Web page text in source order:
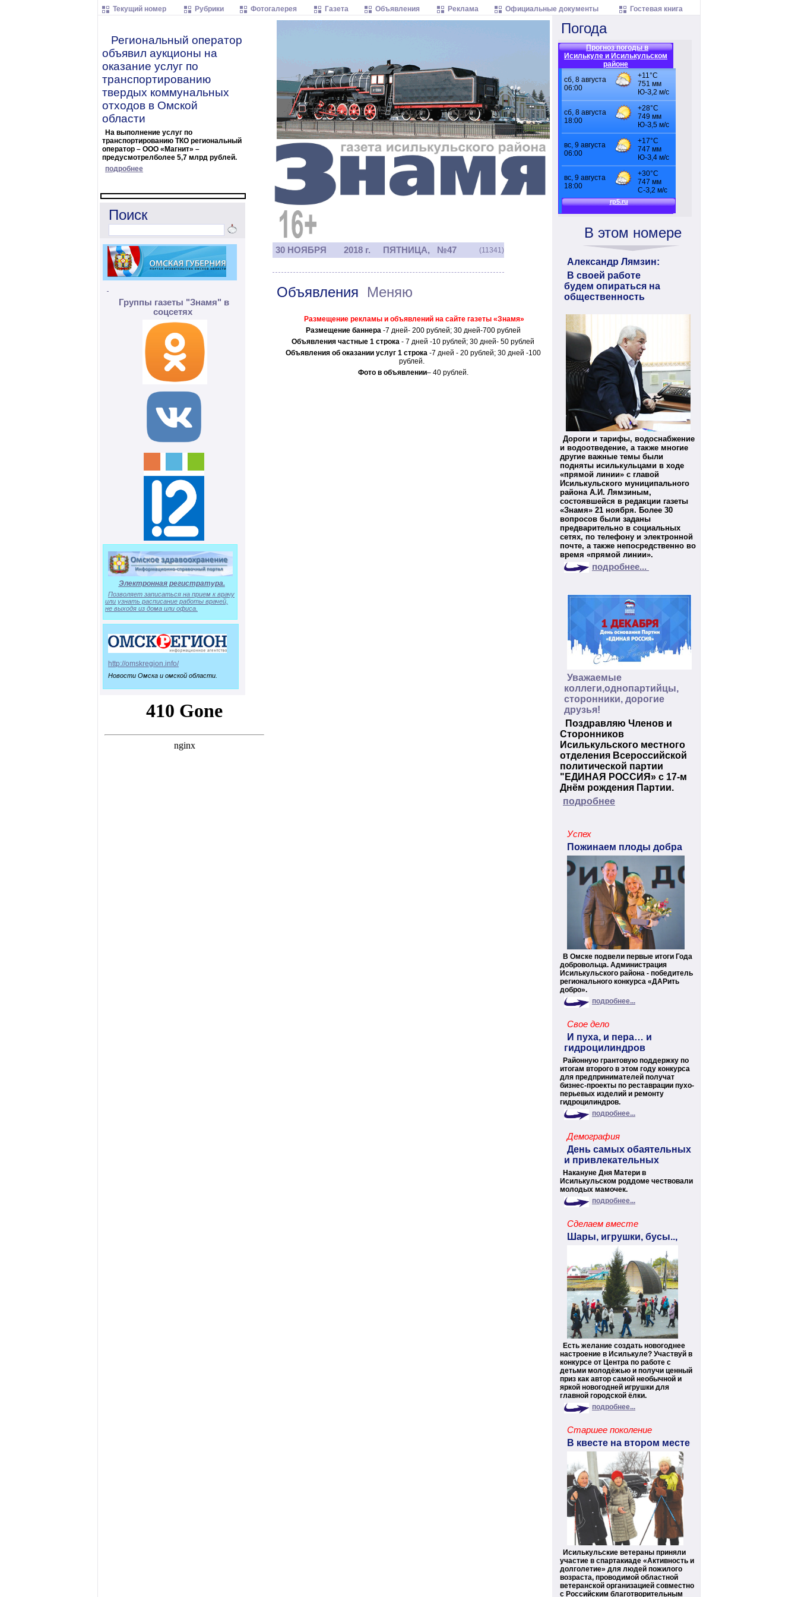
Текущий номер Рубрики Фотогалерея Газета Объявления Реклама Официальные документы Гостевая книга
Региональный оператор
объявил аукционы на
оказание услуг по
транспортированию
твердых коммунальных
отходов в Омской
области
На выполнение услуг по
транспортированию ТКО региональный
оператор – ООО «Магнит» –
предусмотрелболее 5,7 млрд рублей.
подробнее
Поиск
Группы газеты "Знамя" в
соцсетях
Электронная регистратура.
Позволяет записаться на прием к врачу
или узнать расписание работы врачей,
не выходя из дома или офиса.
http://omskregion.info/
Новости Омска и омской области.
30 НОЯБРЯ 2018 г. ПЯТНИЦА, №47 (11341)
Объявления Меняю
Размещение рекламы и объявлений на сайте газеты «Знамя»
Размещение баннера-7 дней- 200 рублей; 30 дней-700 рублей
Объявления частные 1 строка - 7 дней -10 рублей; 30 дней- 50 рублей
Объявления об оказании услуг 1 строка-7 дней - 20 рублей; 30 дней -100
рублей.
Фото в объявлении– 40 рублей.
Погода
Прогноз погоды в
Исилькуле и Исилькульском
районе
В этом номере
Александр Лямзин:
В своей работе
будем опираться на
общественность
Дороги и тарифы, водоснабжение
и водоотведение, а также многие
другие важные темы были
подняты исилькульцами в ходе
«прямой линии» с главой
Исилькульского муниципального
района А.И. Лямзиным,
состоявшейся в редакции газеты
«Знамя» 21 ноября. Более 30
вопросов были заданы
предварительно в социальных
сетях, по телефону и электронной
почте, а также непосредственно во
время «прямой линии».
подробнее...
Уважаемые
коллеги,однопартийцы,
сторонники, дорогие
друзья!
Поздравляю Членов и
Сторонников
Исилькульского местного
отделения Всероссийской
политической партии
"ЕДИНАЯ РОССИЯ» с 17-м
Днём рождения Партии.
подробнее
Успех
Пожинаем плоды добра
В Омске подвели первые итоги Года
добровольца. Администрация
Исилькульского района - победитель
регионального конкурса «ДАРить
добро».
подробнее...
Свое дело
И пуха, и пера… и
гидроцилиндров
Районную грантовую поддержку по
итогам второго в этом году конкурса
для предпринимателей получат
бизнес-проекты по реставрации пухо-
перьевых изделий и ремонту
гидроцилиндров.
подробнее...
Демография
День самых обаятельных
и привлекательных
Накануне Дня Матери в
Исилькульском роддоме чествовали
молодых мамочек.
подробнее...
Сделаем вместе
Шары, игрушки, бусы..,
Есть желание создать новогоднее
настроение в Исилькуле? Участвуй в
конкурсе от Центра по работе с
детьми молодёжью и получи ценный
приз как автор самой необычной и
яркой новогодней игрушки для
главной городской ёлки.
подробнее...
Старшее поколение
В квесте на втором месте
Исилькульские ветераны приняли
участие в спартакиаде «Активность и
долголетие» для людей пожилого
возраста, проводимой областной
ветеранской организацией совместно
с Российским благотворительным